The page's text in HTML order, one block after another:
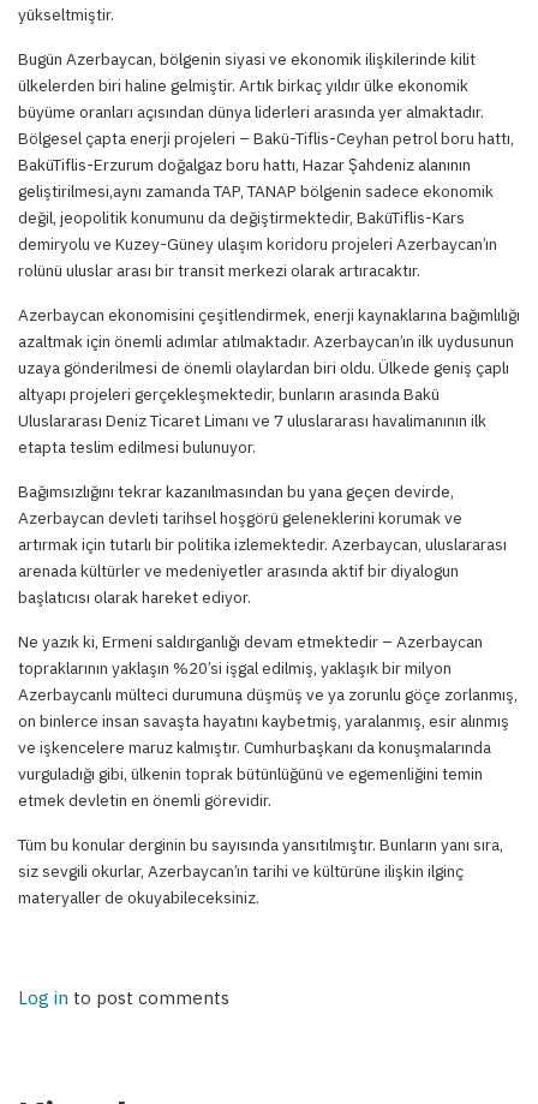
yükseltmiştir.
Bugün Azerbaycan, bölgenin siyasi ve ekonomik ilişkilerinde kilit
ülkelerden biri haline gelmiştir. Artık birkaç yıldır ülke ekonomik
büyüme oranları açısından dünya liderleri arasında yer almaktadır.
Bölgesel çapta enerji projeleri – Bakü-Tiflis-Ceyhan petrol boru hattı,
BaküTiflis-Erzurum doğalgaz boru hattı, Hazar Şahdeniz alanının
geliştirilmesi,aynı zamanda TAP, TANAP bölgenin sadece ekonomik
değil, jeopolitik konumunu da değiştirmektedir, BaküTiflis-Kars
demiryolu ve Kuzey-Güney ulaşım koridoru projeleri Azerbaycan’ın
rolünü uluslar arası bir transit merkezi olarak artıracaktır.
Azerbaycan ekonomisini çeşitlendirmek, enerji kaynaklarına bağımlılığı
azaltmak için önemli adımlar atılmaktadır. Azerbaycan’ın ilk uydusunun
uzaya gönderilmesi de önemli olaylardan biri oldu. Ülkede geniş çaplı
altyapı projeleri gerçekleşmektedir, bunların arasında Bakü
Uluslararası Deniz Ticaret Limanı ve 7 uluslararası havalimanının ilk
etapta teslim edilmesi bulunuyor.
Bağımsızlığını tekrar kazanılmasından bu yana geçen devirde,
Azerbaycan devleti tarihsel hoşgörü geleneklerini korumak ve
artırmak için tutarlı bir politika izlemektedir. Azerbaycan, uluslararası
arenada kültürler ve medeniyetler arasında aktif bir diyalogun
başlatıcısı olarak hareket ediyor.
Ne yazık ki, Ermeni saldırganlığı devam etmektedir – Azerbaycan
topraklarının yaklaşın %20’si işgal edilmiş, yaklaşık bir milyon
Azerbaycanlı mülteci durumuna düşmüş ve ya zorunlu göçe zorlanmış,
on binlerce insan savaşta hayatını kaybetmiş, yaralanmış, esir alınmış
ve işkencelere maruz kalmıştır. Cumhurbaşkanı da konuşmalarında
vurguladığı gibi, ülkenin toprak bütünlüğünü ve egemenliğini temin
etmek devletin en önemli görevidir.
Tüm bu konular derginin bu sayısında yansıtılmıştır. Bunların yanı sıra,
siz sevgili okurlar, Azerbaycan’ın tarihi ve kültürüne ilişkin ilginç
materyaller de okuyabileceksiniz.
Log in to post comments